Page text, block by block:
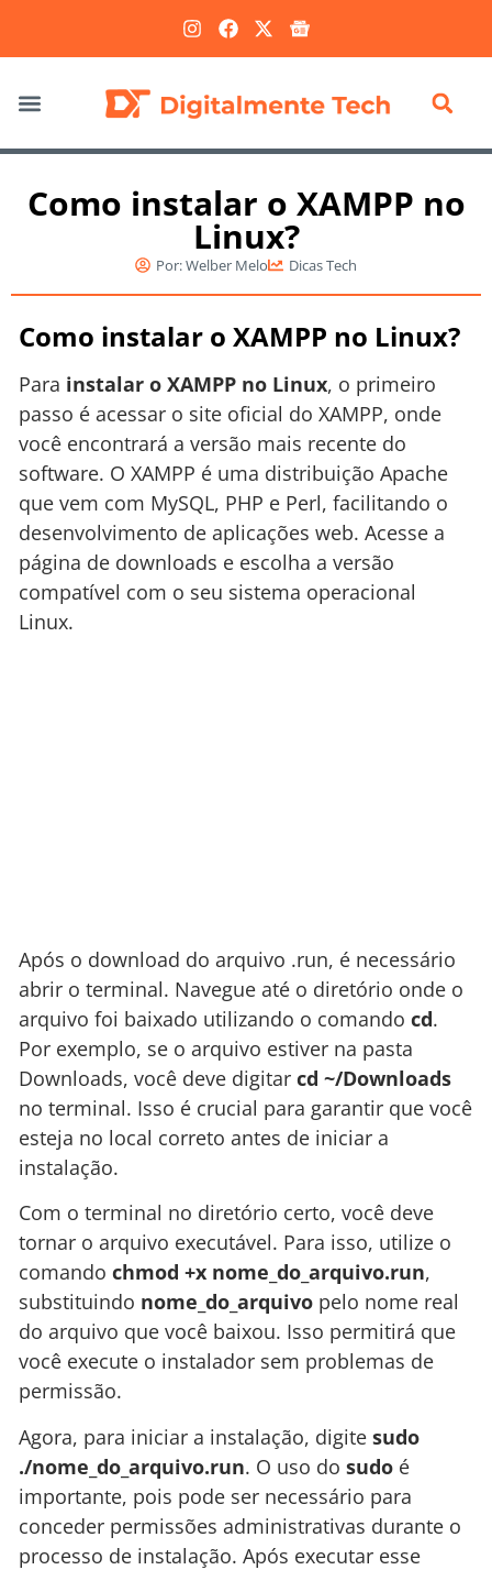
Como instalar o XAMPP no
Linux?
Por:Welber Melo Dicas Tech
Como instalar o XAMPP no Linux?
Para instalar o XAMPP no Linux, o primeiro
passo é acessar o site oficial do XAMPP, onde
você encontrará a versão mais recente do
software. O XAMPP é uma distribuição Apache
que vem com MySQL, PHP e Perl, facilitando o
desenvolvimento de aplicações web. Acesse a
página de downloads e escolha a versão
compatível com o seu sistema operacional
Linux.
Após o download do arquivo .run, é necessário
abrir o terminal. Navegue até o diretório onde o
arquivo foi baixado utilizando o comando cd.
Por exemplo, se o arquivo estiver na pasta
Downloads, você deve digitar cd ~/Downloads
no terminal. Isso é crucial para garantir que você
esteja no local correto antes de iniciar a
instalação.
Com o terminal no diretório certo, você deve
tornar o arquivo executável. Para isso, utilize o
comando chmod +x nome_do_arquivo.run,
substituindo nome_do_arquivo pelo nome real
do arquivo que você baixou. Isso permitirá que
você execute o instalador sem problemas de
permissão.
Agora, para iniciar a instalação, digite sudo
./nome_do_arquivo.run. O uso do sudo é
importante, pois pode ser necessário para
conceder permissões administrativas durante o
processo de instalação. Após executar esse